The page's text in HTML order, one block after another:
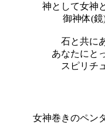
神として女神
御神体(
石と共に
あなたにと
スピリチ
女神巻きのペン